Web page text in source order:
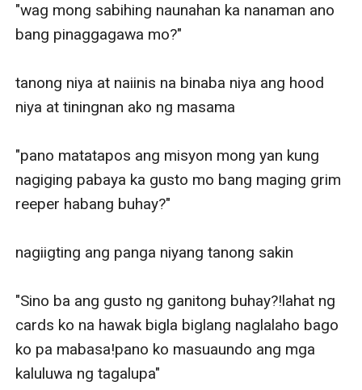
"wag mong sabihing naunahan ka nanaman ano
bang pinaggagawa mo?"
tanong niya at naiinis na binaba niya ang hood
niya at tiningnan ako ng masama
"pano matatapos ang misyon mong yan kung
nagiging pabaya ka gusto mo bang maging grim
reeper habang buhay?"
nagiigting ang panga niyang tanong sakin
"Sino ba ang gusto ng ganitong buhay?!lahat ng
cards ko na hawak bigla biglang naglalaho bago
ko pa mabasa!pano ko masuaundo ang mga
kaluluwa ng tagalupa"